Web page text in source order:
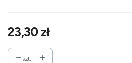
Cena
23,30 zł
szt.